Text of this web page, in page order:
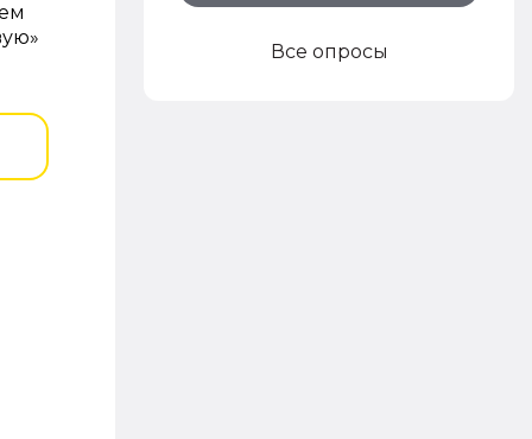
Все опросы